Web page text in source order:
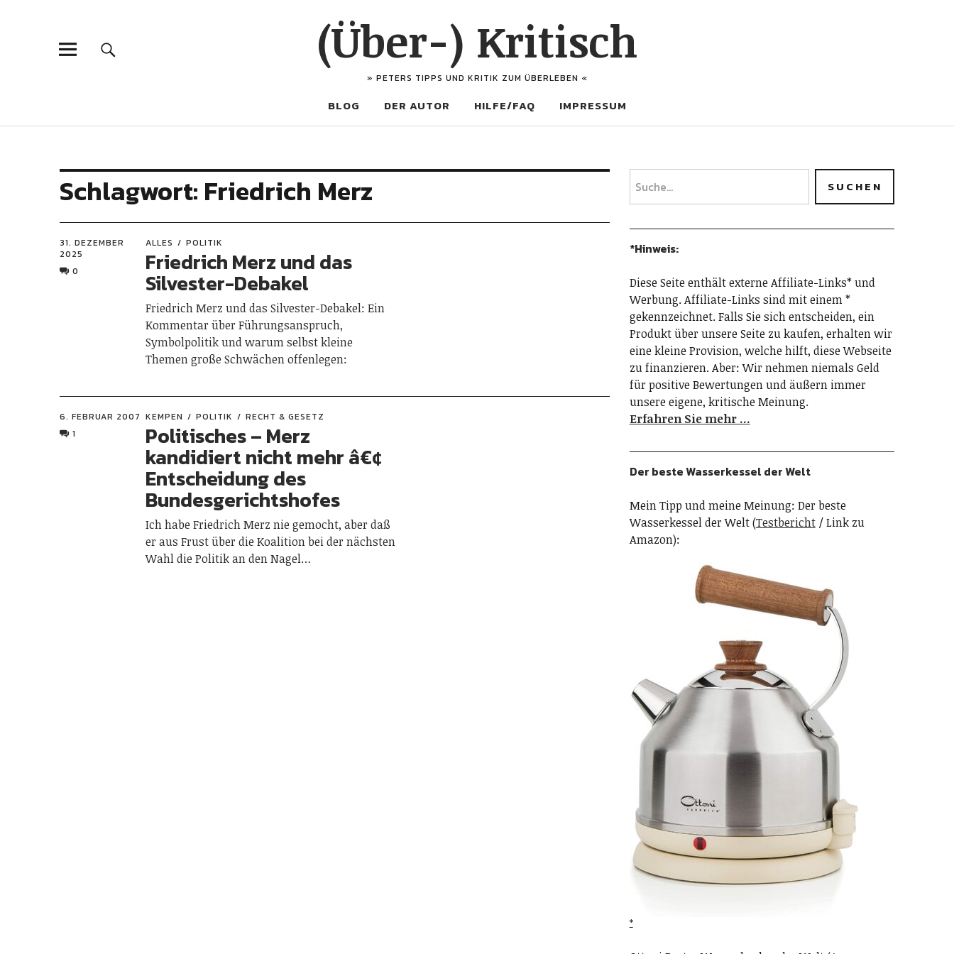
(Über-) Kritisch
» PETERS TIPPS UND KRITIK ZUM ÜBERLEBEN «
BLOG DER AUTOR HILFE/FAQ IMPRESSUM
Schlagwort: Friedrich Merz
31. DEZEMBER
2025
0
ALLES POLITIK
Friedrich Merz und das
Silvester-Debakel
Friedrich Merz und das Silvester-Debakel: Ein
Kommentar über Führungsanspruch,
Symbolpolitik und warum selbst kleine
Themen große Schwächen offenlegen:
6. FEBRUAR 2007
1
KEMPEN POLITIK RECHT & GESETZ
Politisches – Merz
kandidiert nicht mehr â€¢
Entscheidung des
Bundesgerichtshofes
Ich habe Friedrich Merz nie gemocht, aber daß
er aus Frust über die Koalition bei der nächsten
Wahl die Politik an den Nagel…
*Hinweis:
Diese Seite enthält externe Affiliate-Links* und
Werbung. Affiliate-Links sind mit einem *
gekennzeichnet. Falls Sie sich entscheiden, ein
Produkt über unsere Seite zu kaufen, erhalten wir
eine kleine Provision, welche hilft, diese Webseite
zu finanzieren. Aber: Wir nehmen niemals Geld
für positive Bewertungen und äußern immer
unsere eigene, kritische Meinung.
Erfahren Sie mehr …
Der beste Wasserkessel der Welt
Mein Tipp und meine Meinung: Der beste
Wasserkessel der Welt (Testbericht/ Link zu
Amazon):